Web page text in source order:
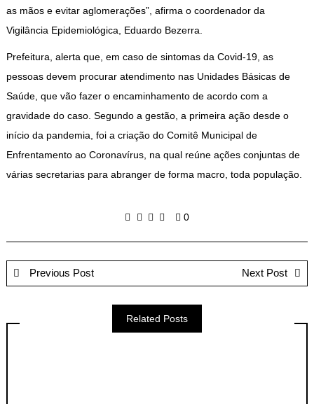
as mãos e evitar aglomerações”, afirma o coordenador da
Vigilância Epidemiológica, Eduardo Bezerra.
Prefeitura, alerta que, em caso de sintomas da Covid-19, as
pessoas devem procurar atendimento nas Unidades Básicas de
Saúde, que vão fazer o encaminhamento de acordo com a
gravidade do caso. Segundo a gestão, a primeira ação desde o
início da pandemia, foi a criação do Comitê Municipal de
Enfrentamento ao Coronavírus, na qual reúne ações conjuntas de
várias secretarias para abranger de forma macro, toda população.
0
Previous Post Next Post
Related Posts